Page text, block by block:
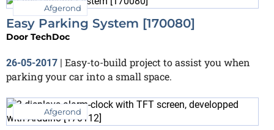
Afgerond
Easy Parking System [170080]
Door TechDoc
26-05-2017
Easy-to-build project to assist you when
parking your car into a small space.
Afgerond